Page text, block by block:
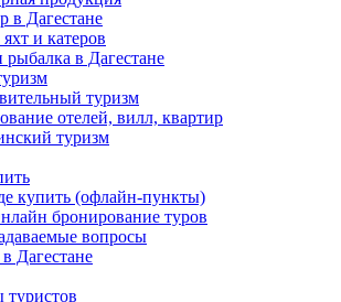
в Дагестане
и катеров
рыбалка в Дагестане
туризм
отелей, вилл, квартир
туризм
купить (офлайн-пункты)
бронирование туров
вопросы
Дагестане